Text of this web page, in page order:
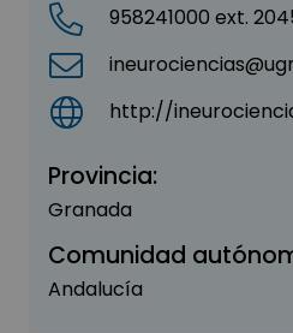
958241000 ext.
http://
Provincia:
Granada
Comunidad
Andalucía